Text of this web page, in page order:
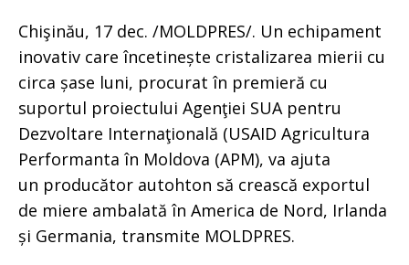
Chişinău, 17 dec. /MOLDPRES/. Un echipament
inovativ care încetinește cristalizarea mierii cu
circa șase luni, procurat în premieră cu
suportul proiectului Agenţiei SUA pentru
Dezvoltare Internaţională (USAID Agricultura
Performanta în Moldova (APM), va ajuta
un producător autohton să crească exportul
de miere ambalată în America de Nord, Irlanda
și Germania, transmite MOLDPRES.